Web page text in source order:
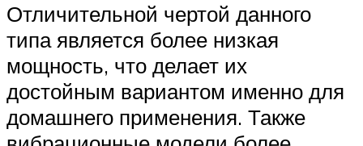
Отличительной чертой данного
типа является более низкая
мощность, что делает их
достойным вариантом именно для
домашнего применения. Также